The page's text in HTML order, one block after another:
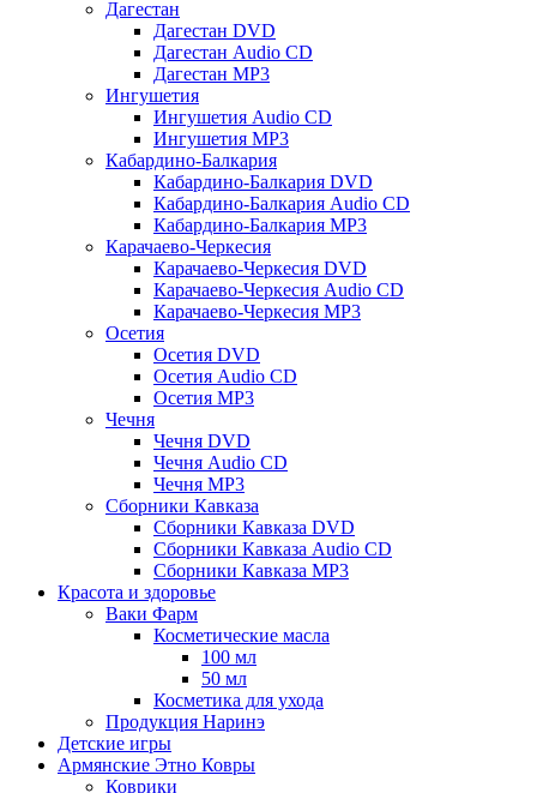
Дагестан
Дагестан DVD
Дагестан Audio CD
Дагестан MP3
Ингушетия
Ингушетия Audio CD
Ингушетия MP3
Кабардино-Балкария
Кабардино-Балкария DVD
Кабардино-Балкария Audio CD
Кабардино-Балкария MP3
Карачаево-Черкесия
Карачаево-Черкесия DVD
Карачаево-Черкесия Audio CD
Карачаево-Черкесия MP3
Осетия
Осетия DVD
Осетия Audio CD
Осетия MP3
Чечня
Чечня DVD
Чечня Audio CD
Чечня MP3
Сборники Кавказа
Сборники Кавказа DVD
Сборники Кавказа Audio CD
Сборники Кавказа MP3
Красота и здоровье
Ваки Фарм
Косметические масла
100 мл
50 мл
Косметика для ухода
Продукция Наринэ
Детские игры
Армянские Этно Ковры
Коврики